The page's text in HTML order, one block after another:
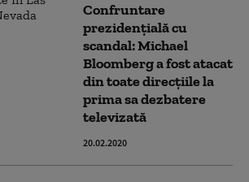
Confruntare
prezidenţială cu
scandal: Michael
Bloomberg a fost atacat
din toate direcţiile la
prima sa dezbatere
televizată
20.02.2020